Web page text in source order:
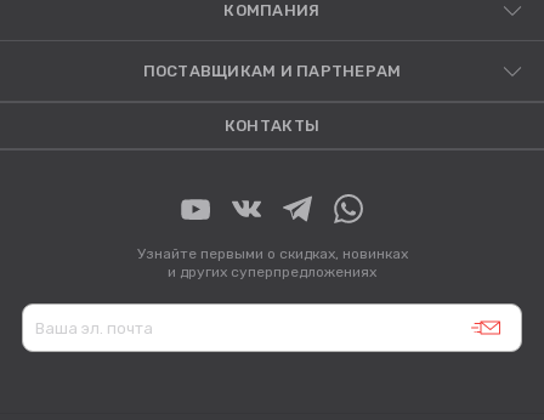
КОМПАНИЯ
ПОСТАВЩИКАМ И ПАРТНЕРАМ
КОНТАКТЫ
Узнайте первыми о скидках, новинках
и других суперпредложениях